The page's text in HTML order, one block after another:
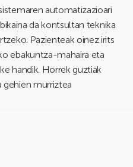
automatizazioari
da kontsultan teknika
Pazienteak oinez irits
ebakuntza-mahaira eta
handik. Horrek guztiak
gehien murriztea